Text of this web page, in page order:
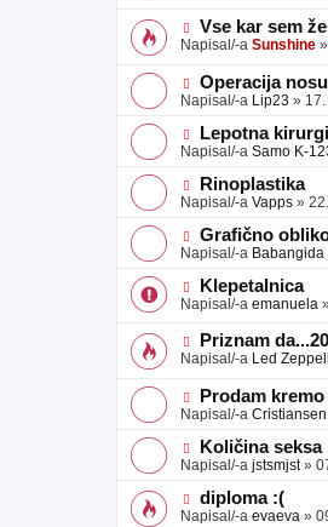
e
j
a
v
e
e
b
j
a
v
e
N
o
v
e
o
b
a
v
e
Vse kar sem
Napisal/-a Sunshine »
N
o
v
e
o
b
a
v
e
Operacija nosu
Napisal/-a Lip23 »
N
o
v
e
o
b
a
v
e
Lepotna
Napisal/-a Samo K-
N
o
v
e
o
b
a
v
e
Rinoplastika
Napisal/-a Vapps »
N
o
v
e
o
b
a
v
e
Grafično
Napisal/-a Babangida
N
o
v
e
o
b
j
a
v
e
Klepetalnica
Napisal/-a emanuela
N
o
e
o
b
a
v
e
Priznam
Napisal/-a Led
N
o
v
e
o
b
a
Prodam
Napisal/-a Cristiansen
N
o
v
e
o
Količina seksa
Napisal/-a jstsmjst»
N
o
diploma :(
Napisal/-a evaeva »